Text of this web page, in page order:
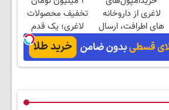
لاغری از داروخانه
های اطرافت، ارسال
فوری همراه با پک
یخ!
تخفیف محصولات
لاغری؛ یک قدم
نزدیک‌تر به شروع
کاهش وزن